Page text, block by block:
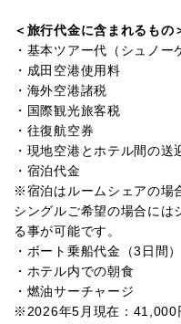
＜旅行代金に含まれるもの
・基本ツアー代（シュノー
・成田空港使用料
・海外空港諸税
・国際観光旅客税
・往復航空券
・現地空港とホテル間の送
・宿泊代金
※宿泊はルームシェアの場
シングルご希望の場合には
る事が可能です。
・ボート乗船代金（3日間）
・ホテル内での朝食
・燃油サーチャージ
※2026年5月現在：41,000